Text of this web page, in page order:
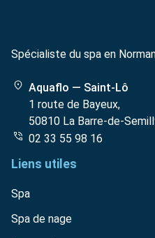
Spécialiste du spa en
Aquaflo — Saint-Lô
1 route de Bayeux,
50810 La Barre-de-
02 33 55 98 16
Liens utiles
Spa
Spa de nage